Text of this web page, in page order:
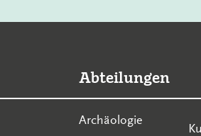
Abteilungen
Archäologie